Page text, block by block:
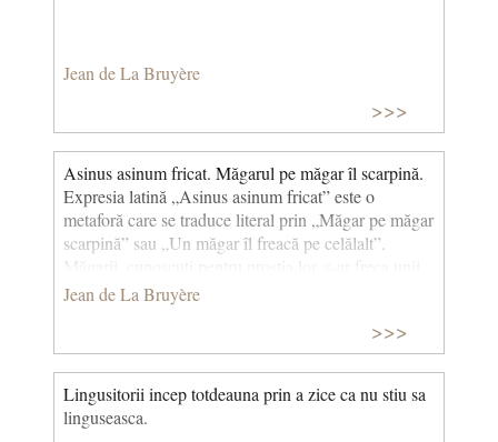
Jean de La Bruyère
>>>
Asinus asinum fricat. Măgarul pe măgar îl scarpină.
Expresia latină „Asinus asinum fricat” este o
metaforă care se traduce literal prin „Măgar pe măgar
scarpină” sau „Un măgar îl freacă pe celălalt”.
Măgarii, cunoscuți pentru prostia lor, s-ar freca unii
de alții atunci când se recunosc sau pentru a-și calma
mâncărimea. Prin extensie, două persoane stupide
care se întâlnesc ar avea tendința să-și facă reciproc
complimente, să se felicite reciproc. Această expresie
este adesea folosită pentru a descrie o situație în care
doi oameni se măgulesc reciproc sau își aduc
reciproc laude în public, fără nicio bază reală, pentru
Jean de La Bruyère
>>>
Lingusitorii incep totdeauna prin a zice ca nu stiu sa
linguseasca.